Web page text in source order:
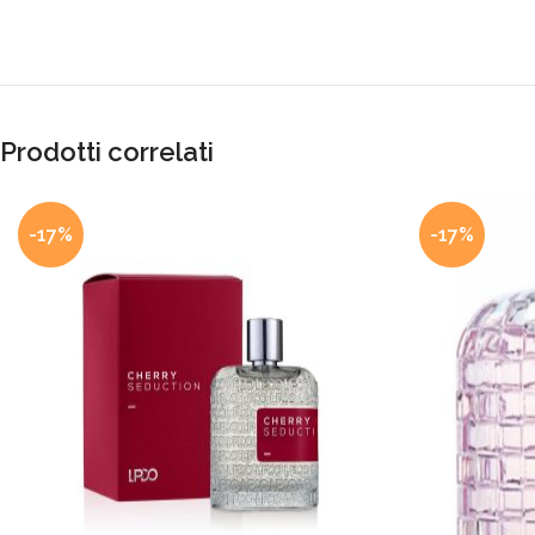
Prodotti correlati
-17% -17%